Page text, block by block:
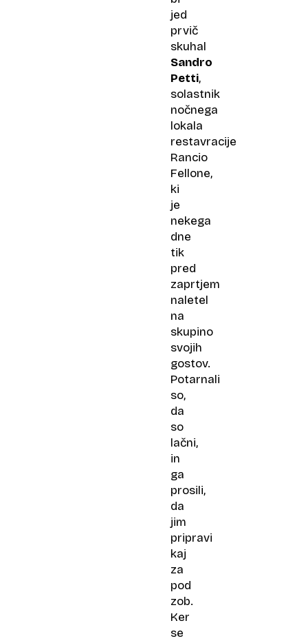
jed
prvič
skuhal
Sandro
Petti,
solastnik
nočnega
lokala
restavracije
Rancio
Fellone,
ki
je
nekega
dne
tik
pred
zaprtjem
naletel
na
skupino
svojih
gostov.
Potarnali
so,
da
so
lačni,
in
ga
prosili,
da
jim
pripravi
kaj
za
pod
zob.
Ker
se